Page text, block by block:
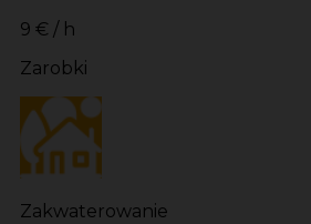
9 € / h
Zarobki
Zakwaterowanie